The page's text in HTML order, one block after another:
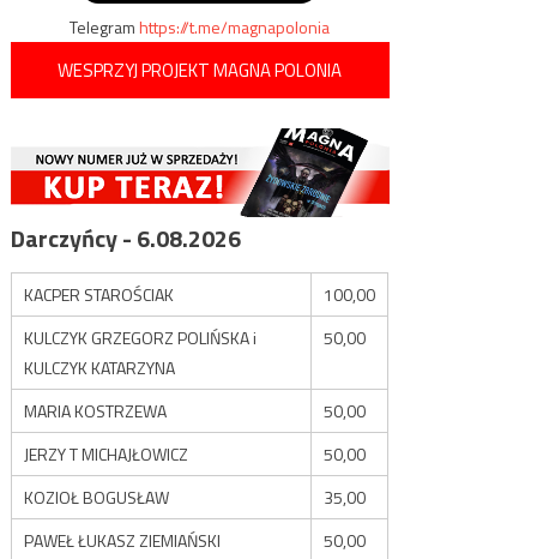
Telegramhttps://t.me/magnapolonia
WESPRZYJ PROJEKT MAGNA POLONIA
Darczyńcy - 6.08.2026
KACPER STAROŚCIAK
100,00
KULCZYK GRZEGORZ POLIŃSKA i
KULCZYK KATARZYNA
50,00
MARIA KOSTRZEWA
50,00
JERZY T MICHAJŁOWICZ
50,00
KOZIOŁ BOGUSŁAW
35,00
PAWEŁ ŁUKASZ ZIEMIAŃSKI
50,00